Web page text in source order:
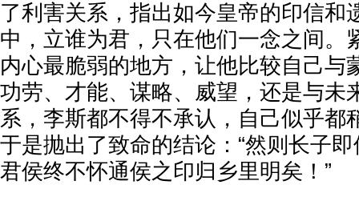
了利害关系，指出如今皇帝的印信和
中，立谁为君，只在他们一念之间。
内心最脆弱的地方，让他比较自己与
功劳、才能、谋略、威望，还是与未
系，李斯都不得不承认，自己似乎都
于是抛出了致命的结论：“然则长子
君侯终不怀通侯之印归乡里明矣！”